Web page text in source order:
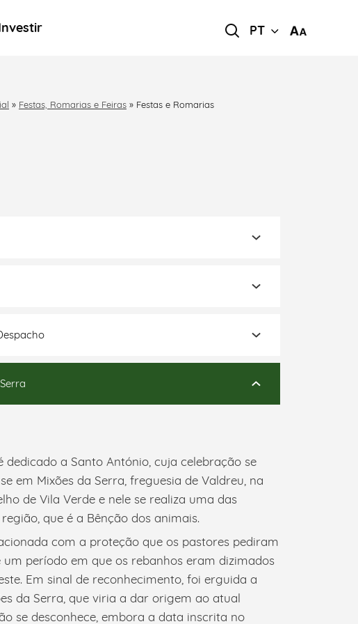
Investir PT
» Festas, Romarias e Feiras» Festas e Romarias
dedicado a Santo António, cuja celebração se
em Mixões da Serra, freguesia de Valdreu, na
de Vila Verde e nele se realiza uma das
que é a Bênção dos animais.
com a proteção que os pastores pediram
período em que os rebanhos eram dizimados
Em sinal de reconhecimento, foi erguida a
da Serra, que viria a dar origem ao atual
se desconhece, embora a data inscrita no